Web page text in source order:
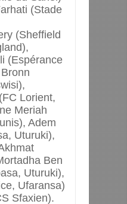
(Stade
(Sheffield
(Espérance
Lorient,
Meriah
Adem
Uturuki),
Ben
Uturuki),
Ufaransa)
Sfaxien).